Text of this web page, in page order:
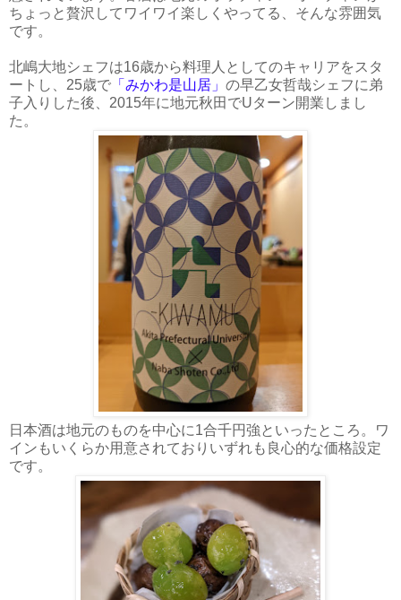
ちょっと贅沢してワイワイ楽しくやってる、そんな雰囲気
です。
北嶋大地シェフは16歳から料理人としてのキャリアをスタ
ートし、25歳で 「みかわ是山居」 の早乙女哲哉シェフに弟
子入りした後、2015年に地元秋田でUターン開業しまし
た。
日本酒は地元のものを中心に1合千円強といったところ。ワ
インもいくらか用意されておりいずれも良心的な価格設定
です。